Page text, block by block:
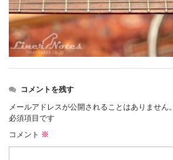
コメントを残す
メールアドレスが公開されることはありません。
必須項目です
コメント ※